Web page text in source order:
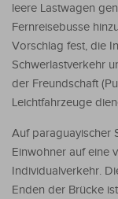
leere Lastwagen
Fernreisebusse
Vorschlag fest, die
Schwerlastverkehr
der Freundschaft
Leichtfahrzeuge
Auf paraguayischer
Einwohner auf eine
Individualverkehr.
Enden der Brücke